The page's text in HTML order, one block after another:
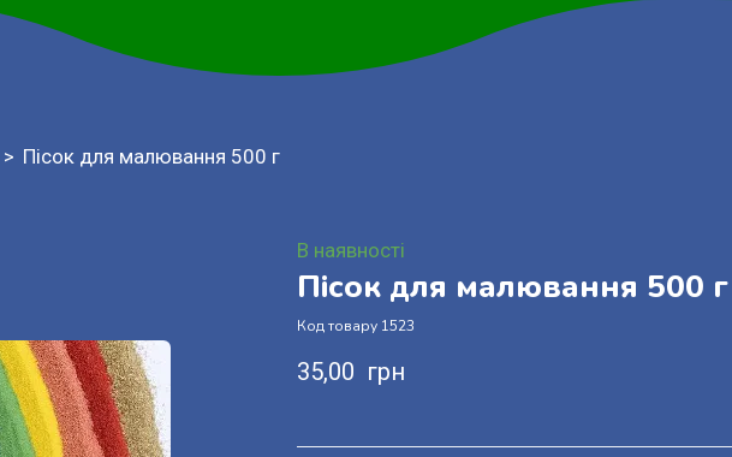
Пісок для малювання 500 г
В наявності
Пісок для малювання 500 г
Код товару 1523
35,00  грн